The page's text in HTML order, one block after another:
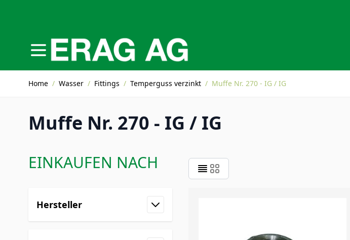
Home / Wasser / Fittings / Temperguss verzinkt / Muffe Nr. 270 - IG / IG
Muffe Nr. 270 - IG / IG
EINKAUFEN NACH
Hersteller
Filter